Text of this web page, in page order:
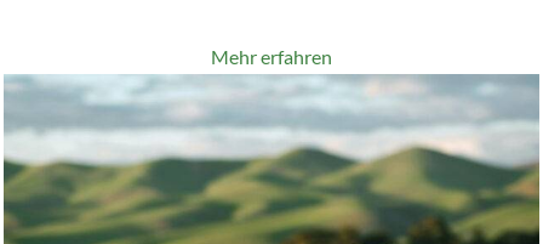
Mehr erfahren